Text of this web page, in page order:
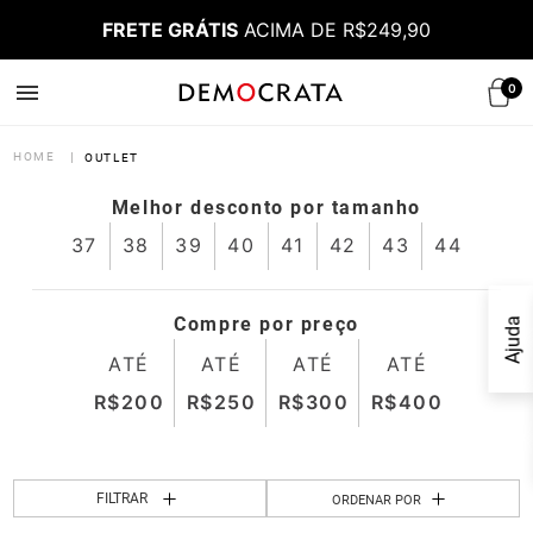
FRETE GRÁTIS ACIMA DE R$249,90
0
Ajuda
OUTLET
Melhor desconto por tamanho
37 38 39 40 41 42 43 44
Compre por preço
ATÉ ATÉ ATÉ ATÉ
FILTRAR ORDENAR POR